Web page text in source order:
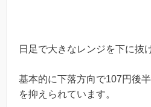
日足で大きなレンジを下に抜
基本的に下落方向で107円後
を抑えられています。